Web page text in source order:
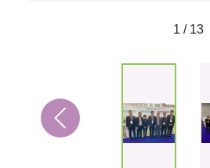
1 / 13